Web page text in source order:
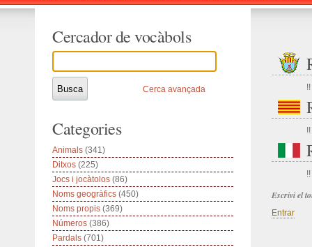
!!
!!
!!
Escrivi el
Entrar
Cercador de vocàbols
Cerca avançada
Categories
Animals (341)
Ditxos (225)
Jocs i jocàtolos (86)
Noms geogràfics (450)
Noms propis (369)
Números (386)
Pardals (701)